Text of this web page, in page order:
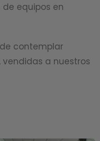
equipos en
contemplar
a nuestros